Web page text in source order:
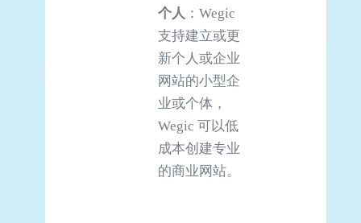
个人 ：Wegic
支持建立或更
新个人或企业
网站的小型企
业或个体，
Wegic 可以低
成本创建专业
的商业网站。